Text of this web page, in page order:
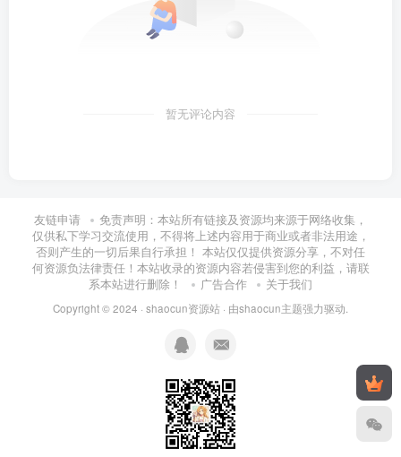
暂无评论内容
友链申请
免责声明：本站所有链接及资源均来源于网络收集，
仅供私下学习交流使用，不得将上述内容用于商业或者非法用途，
否则产生的一切后果自行承担！ 本站仅仅提供资源分享，不对任
何资源负法律责任！本站收录的资源内容若侵害到您的利益，请联
系本站进行删除！
广告合作 关于我们
Copyright © 2024 · shaocun资源站 · 由shaocun主题强力驱动.